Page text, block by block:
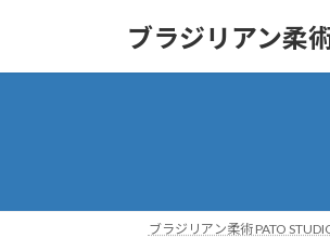
ブラジリアン柔
ブラジリアン柔術 PATO